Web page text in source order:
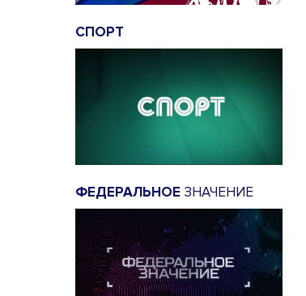
СПОРТ
ФЕДЕРАЛЬНОЕ ЗНАЧЕНИЕ